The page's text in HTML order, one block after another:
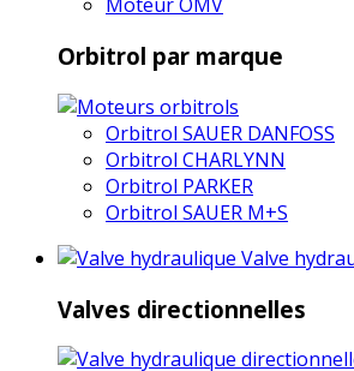
Moteur OMV
Orbitrol par marque
Orbitrol SAUER DANFOSS
Orbitrol CHARLYNN
Orbitrol PARKER
Orbitrol SAUER M+S
Valve
Valves directionnelles